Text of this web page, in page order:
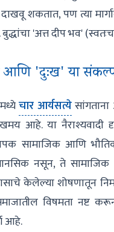
दाखवू शकतात, पण त्या
'अत्त दीप भव'
आणि 'दुःख' या
चार आर्यसत्ये
आहे. या नैराश्यवादी
सामाजिक आणि
नसून, ते
केलेल्या शोषणातून
विषमता नष्ट
आहे.